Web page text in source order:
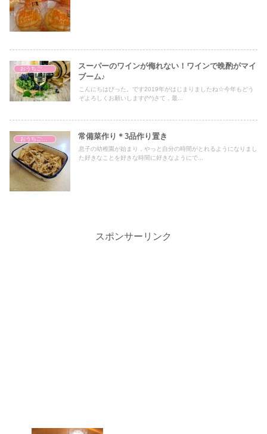
おうちごはん
スーパーのワインが侮れない！ワインで晩酌がマイ
ブーム♪
こんにちはびった。です2019年がはじまりましたね☆今年もどう
ぞよろしくお願いします(^^)さて，最...
おうちごはん 常備菜作り＊3品作り置き
息子の幼稚園が始まり，やっと自分の時間がとれるようになりまし
た好きなことを好きな時間に好きなようにで...
スポンサーリンク